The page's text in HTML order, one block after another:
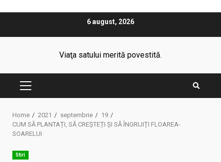
6 august, 2026
Viaţa satului merită povestită.
PRIMARY
Home 2021 septembrie
19
CUM SĂ PLANTAȚI, SĂ CREȘTEȚI ȘI SĂ ÎNGRIJIȚI FLOAREA-
SOARELUI
Stiri